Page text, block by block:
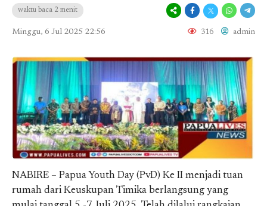
waktu baca 2 menit
Minggu, 6 Jul 2025 22:56 316 admin
NABIRE – Papua Youth Day (PvD) Ke II menjadi tuan
rumah dari Keuskupan Timika berlangsung yang